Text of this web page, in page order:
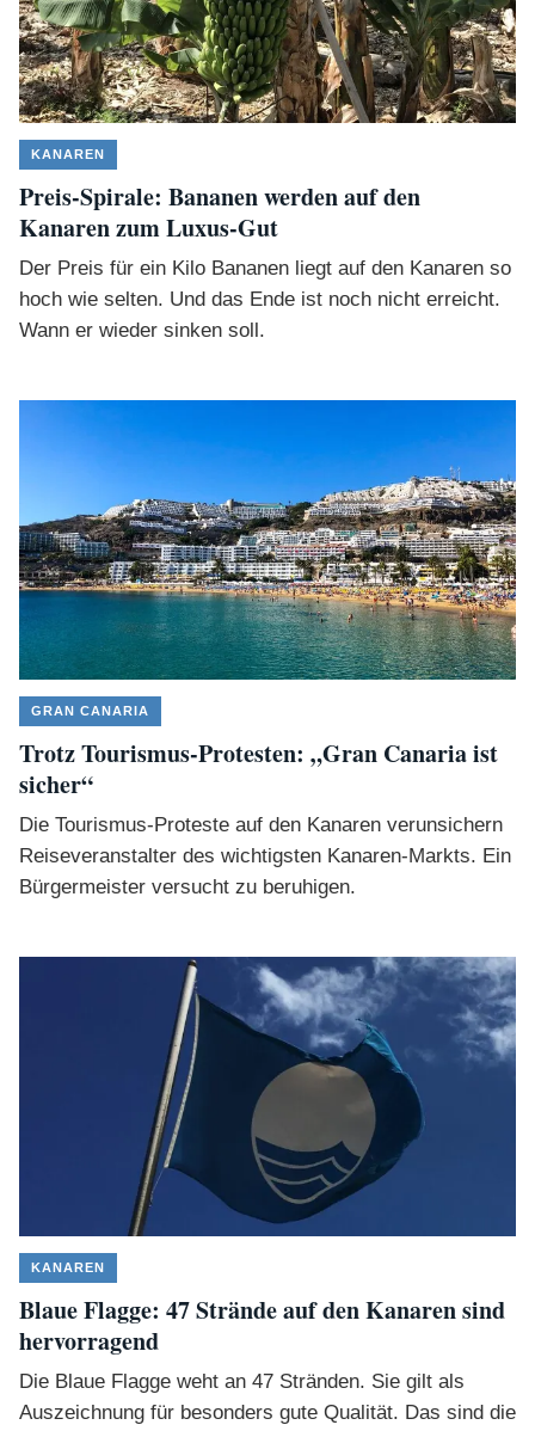
KANAREN
Preis-Spirale: Bananen werden auf den
Kanaren zum Luxus-Gut
Der Preis für ein Kilo Bananen liegt auf den Kanaren so
hoch wie selten. Und das Ende ist noch nicht erreicht.
Wann er wieder sinken soll.
GRAN CANARIA
Trotz Tourismus-Protesten: „Gran Canaria ist
sicher“
Die Tourismus-Proteste auf den Kanaren verunsichern
Reiseveranstalter des wichtigsten Kanaren-Markts. Ein
Bürgermeister versucht zu beruhigen.
KANAREN
Blaue Flagge: 47 Strände auf den Kanaren sind
hervorragend
Die Blaue Flagge weht an 47 Stränden. Sie gilt als
Auszeichnung für besonders gute Qualität. Das sind die